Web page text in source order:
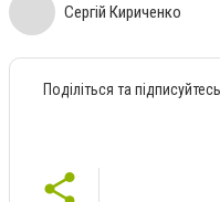
Сергій Кириченко
Поділіться та